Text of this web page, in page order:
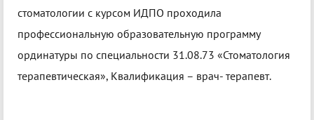
стоматологии с курсом ИДПО проходила
профессиональную образовательную программу
ординатуры по специальности 31.08.73 «Стоматология
терапевтическая», Квалификация – врач- терапевт.